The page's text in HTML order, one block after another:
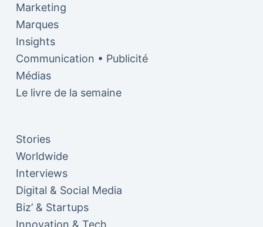
Marketing
Marques
Insights
Communication • Publicité
Médias
Le livre de la semaine
Stories
Worldwide
Interviews
Digital & Social Media
Biz’ & Startups
Innovation & Tech